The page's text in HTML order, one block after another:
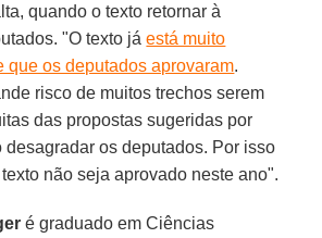
quando o texto retornar à
"O texto jáestá muito
que os deputados aprovaram.
risco de muitos trechos serem
das propostas sugeridas por
desagradar os deputados. Por isso
não seja aprovado neste ano".
é graduado em Ciências